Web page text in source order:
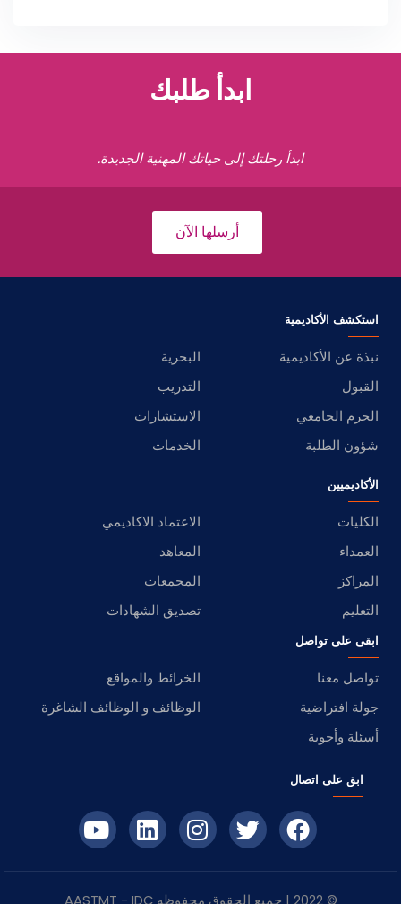
ابدأ طلبك
ابدأ رحلتك إلى حياتك المهنية الجديدة.
أرسلها الآن
استكشف الأكاديمية
نبذة عن الأكاديمية
البحرية
القبول
التدريب
الحرم الجامعي
الاستشارات
شؤون الطلبة
الخدمات
الأكاديميين
الكليات
الاعتماد الاكاديمي
العمداء
المعاهد
المراكز
المجمعات
التعليم
تصديق الشهادات
ابقى على تواصل
تواصل معنا
الخرائط والمواقع
جولة افتراضية
الوظائف و الوظائف الشاغرة
أسئلة وأجوبة
ابق على اتصال
© 2022 | جميع الحقوق محفوظه IDC
- AASTMT